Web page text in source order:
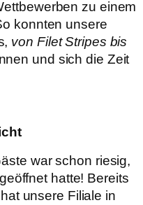
zu einem
konnten unsere
von Filet Stripes bis
und sich die Zeit
war schon riesig,
hatte! Bereits
unsere Filiale in